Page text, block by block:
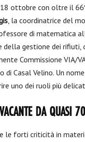
ottobre con oltre il
, la coordinatrice del
di matematica
gestione dei rifiuti,
Commissione VIA/
Casal Velino. Un
uno dei ruoli più
VACANTE DA QUASI
le forti criticità in